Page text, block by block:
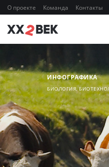
О проекте Команда Контакты
ИНФОГРАФИКА
БИОЛОГИЯ,